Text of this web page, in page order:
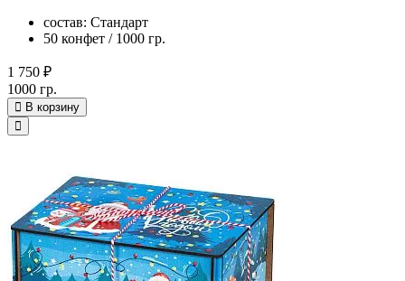
состав: Стандарт
50 конфет / 1000 гр.
1 750 ₽
1000 гр.
В корзину